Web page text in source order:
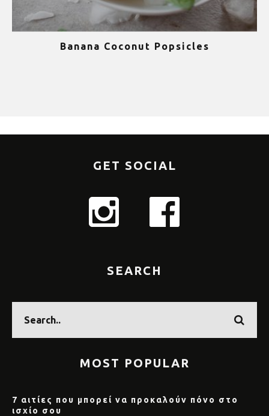
Banana Coconut Popsicles
GET SOCIAL
SEARCH
MOST POPULAR
7 αιτίες που μπορεί να προκαλούν πόνο στο
ισχίο σου